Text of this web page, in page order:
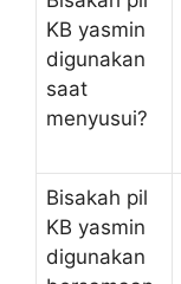
KB yasmin
digunakan
saat
menyusui?
Bisakah pil
KB yasmin
digunakan